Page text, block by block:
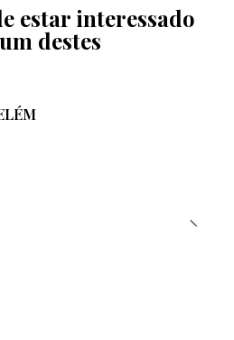
estar interessado
destes